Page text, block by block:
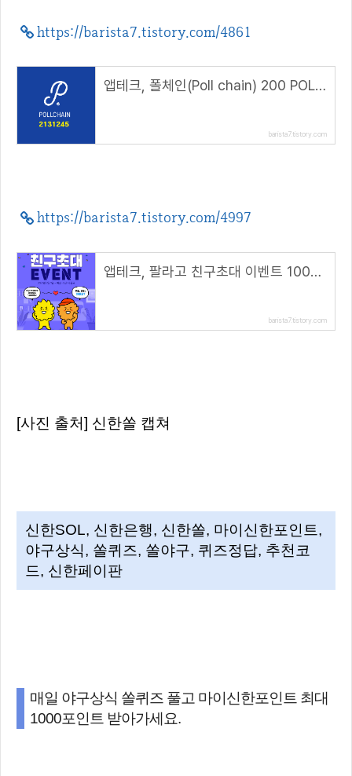
https://barista7.tistory.com/4861
앱테크, 폴체인(Poll chain) 200 POLL 에어드랍( 추천코드 : 2131245 )
barista7.tistory.com
https://barista7.tistory.com/4997
앱테크, 팔라고 친구초대 이벤트 1000캐시 지급(모바일 추천링크)
barista7.tistory.com
[사진 출처] 신한쏠 캡쳐
신한SOL, 신한은행, 신한쏠, 마이신한포인트,
야구상식, 쏠퀴즈, 쏠야구, 퀴즈정답, 추천코
드, 신한페이판
매일 야구상식 쏠퀴즈 풀고 마이신한포인트 최대
1000포인트 받아가세요.